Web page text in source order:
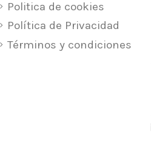
Politica de cookies
Política de Privacidad
Términos y condiciones